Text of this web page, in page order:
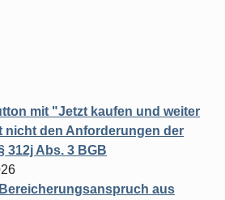
mit "Jetzt kaufen und weiter
nicht den Anforderungen der
312j Abs. 3 BGB
aus